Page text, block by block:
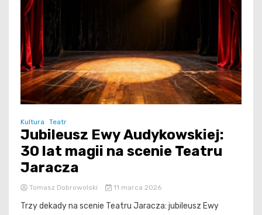
Kultura Teatr
Jubileusz Ewy Audykowskiej:
30 lat magii na scenie Teatru
Jaracza
Tomasz Dobrowolski 11 marca 2026
Trzy dekady na scenie Teatru Jaracza: jubileusz Ewy